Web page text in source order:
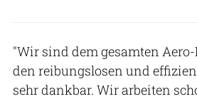
"Wir sind dem gesamten
den reibungslosen und
sehr dankbar. Wir arbeiten